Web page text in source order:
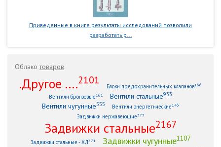
Приведенные в книге результаты исследований позволили
разработать р...
Облакотоваров
.Другое ....2101
Блоки предохранительных клапанов166
Вентили бронзовые161 Вентили стальные933
Вентили чугунные555 Вентили энергетические146
Задвижки нержавеющие373
Задвижки стальные2167
Задвижки стальные - ХЛ371 Задвижки чугунные1107